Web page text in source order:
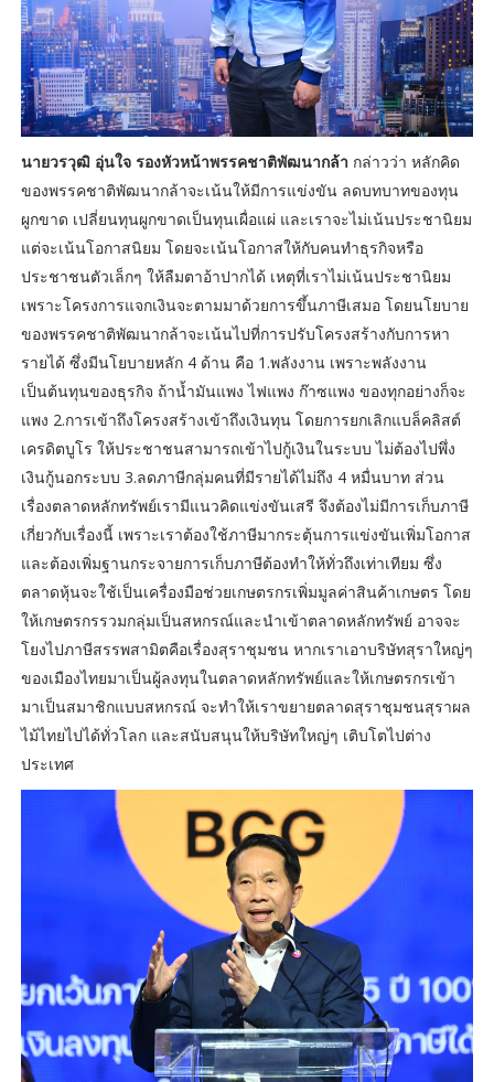
นายวรวุฒิ อุ่นใจ รองหัวหน้าพรรคชาติพัฒนากล้า กล่าวว่า หลักคิด
ของพรรคชาติพัฒนากล้าจะเน้นให้มีการแข่งขัน ลดบทบาทของทุน
ผูกขาด เปลี่ยนทุนผูกขาดเป็นทุนเผื่อแผ่ และเราจะไม่เน้นประชานิยม
แต่จะเน้นโอกาสนิยม โดยจะเน้นโอกาสให้กับคนทำธุรกิจหรือ
ประชาชนตัวเล็กๆ ให้ลืมตาอ้าปากได้ เหตุที่เราไม่เน้นประชานิยม
เพราะโครงการแจกเงินจะตามมาด้วยการขึ้นภาษีเสมอ โดยนโยบาย
ของพรรคชาติพัฒนากล้าจะเน้นไปที่การปรับโครงสร้างกับการหา
รายได้ ซึ่งมีนโยบายหลัก 4 ด้าน คือ 1.พลังงาน เพราะพลังงาน
เป็นต้นทุนของธุรกิจ ถ้าน้ำมันแพง ไฟแพง ก๊าซแพง ของทุกอย่างก็จะ
แพง 2.การเข้าถึงโครงสร้างเข้าถึงเงินทุน โดยการยกเลิกแบล็คลิสต์
เครดิตบูโร ให้ประชาชนสามารถเข้าไปกู้เงินในระบบ ไม่ต้องไปพึ่ง
เงินกู้นอกระบบ 3.ลดภาษีกลุ่มคนที่มีรายได้ไม่ถึง 4 หมื่นบาท ส่วน
เรื่องตลาดหลักทรัพย์เรามีแนวคิดแข่งขันเสรี จึงต้องไม่มีการเก็บภาษี
เกี่ยวกับเรื่องนี้ เพราะเราต้องใช้ภาษีมากระตุ้นการแข่งขันเพิ่มโอกาส
และต้องเพิ่มฐานกระจายการเก็บภาษีต้องทำให้ทั่วถึงเท่าเทียม ซึ่ง
ตลาดหุ้นจะใช้เป็นเครื่องมือช่วยเกษตรกรเพิ่มมูลค่าสินค้าเกษตร โดย
ให้เกษตรกรรวมกลุ่มเป็นสหกรณ์และนำเข้าตลาดหลักทรัพย์ อาจจะ
โยงไปภาษีสรรพสามิตคือเรื่องสุราชุมชน หากเราเอาบริษัทสุราใหญ่ๆ
ของเมืองไทยมาเป็นผู้ลงทุนในตลาดหลักทรัพย์และให้เกษตรกรเข้า
มาเป็นสมาชิกแบบสหกรณ์ จะทำให้เราขยายตลาดสุราชุมชนสุราผล
ไม้ไทยไปได้ทั่วโลก และสนับสนุนให้บริษัทใหญ่ๆ เติบโตไปต่าง
ประเทศ